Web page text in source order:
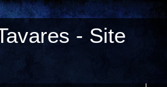
- Site